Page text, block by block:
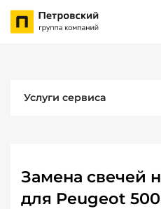
Услуги сервиса
Замена свечей
для Peugeot